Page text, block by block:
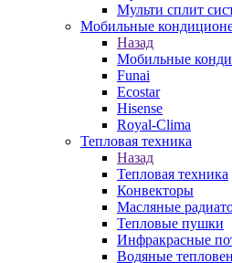
Мульти сплит
Мобильные
Назад
Мобильные
Funai
Ecostar
Hisense
Royal-Clima
Тепловая техника
Назад
Тепловая техника
Конвекторы
Масляные
Тепловые пушки
Инфракрасные
Водяные